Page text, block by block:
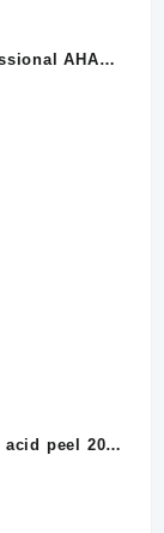
AHA
Exfoliation
peel 20%